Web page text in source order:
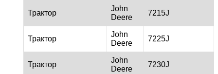
Трактор
John
Deere
7215J
Трактор
John
Deere
7225J
Трактор
John
Deere
7230J